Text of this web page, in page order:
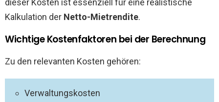
dieser Kosten ist essenziell für eine realistische
Kalkulation der Netto-Mietrendite.
Wichtige Kostenfaktoren bei der Berechnung
Zu den relevanten Kosten gehören:
Verwaltungskosten